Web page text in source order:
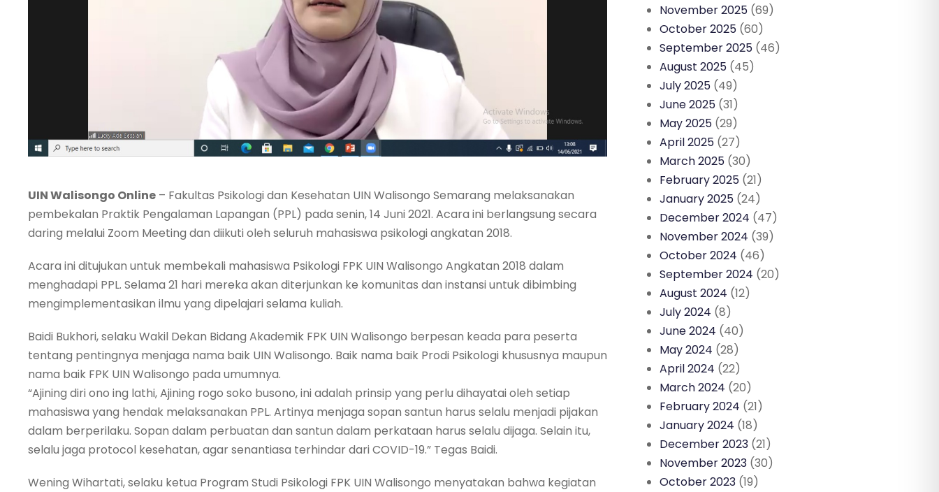
UIN Walisongo Online – Fakultas Psikologi dan Kesehatan UIN Walisongo Semarang melaksanakan
pembekalan Praktik Pengalaman Lapangan (PPL) pada senin, 14 Juni 2021. Acara ini berlangsung secara
daring melalui Zoom Meeting dan diikuti oleh seluruh mahasiswa psikologi angkatan 2018.
Acara ini ditujukan untuk membekali mahasiswa Psikologi FPK UIN Walisongo Angkatan 2018 dalam
menghadapi PPL. Selama 21 hari mereka akan diterjunkan ke komunitas dan instansi untuk dibimbing
mengimplementasikan ilmu yang dipelajari selama kuliah.
Baidi Bukhori, selaku Wakil Dekan Bidang Akademik FPK UIN Walisongo berpesan keada para peserta
tentang pentingnya menjaga nama baik UIN Walisongo. Baik nama baik Prodi Psikologi khususnya maupun
nama baik FPK UIN Walisongo pada umumnya.
“Ajining diri ono ing lathi, Ajining rogo soko busono, ini adalah prinsip yang perlu dihayatai oleh setiap
mahasiswa yang hendak melaksanakan PPL. Artinya menjaga sopan santun harus selalu menjadi pijakan
dalam berperilaku. Sopan dalam perbuatan dan santun dalam perkataan harus selalu dijaga. Selain itu,
selalu jaga protocol kesehatan, agar senantiasa terhindar dari COVID-19.” Tegas Baidi.
Wening Wihartati, selaku ketua Program Studi Psikologi FPK UIN Walisongo menyatakan bahwa kegiatan
November 2025 (69)
October 2025 (60)
September 2025 (46)
August 2025 (45)
July 2025 (49)
June 2025 (31)
May 2025 (29)
April 2025 (27)
March 2025 (30)
February 2025 (21)
January 2025 (24)
December 2024 (47)
November 2024 (39)
October 2024 (46)
September 2024 (20)
August 2024 (12)
July 2024 (8)
June 2024 (40)
May 2024 (28)
April 2024 (22)
March 2024 (20)
February 2024 (21)
January 2024 (18)
December 2023 (21)
November 2023 (30)
October 2023 (19)